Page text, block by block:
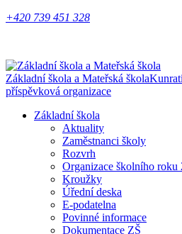
+420 739 451 328
Základní škola a Mateřská škola
příspěvková organizace
Základní škola
Aktuality
Zaměstnanci školy
Rozvrh
Organizace školního roku
Kroužky
Úřední deska
E-podatelna
Povinné informace
Dokumentace ZŠ